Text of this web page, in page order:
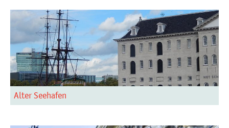
Alter Seehafen